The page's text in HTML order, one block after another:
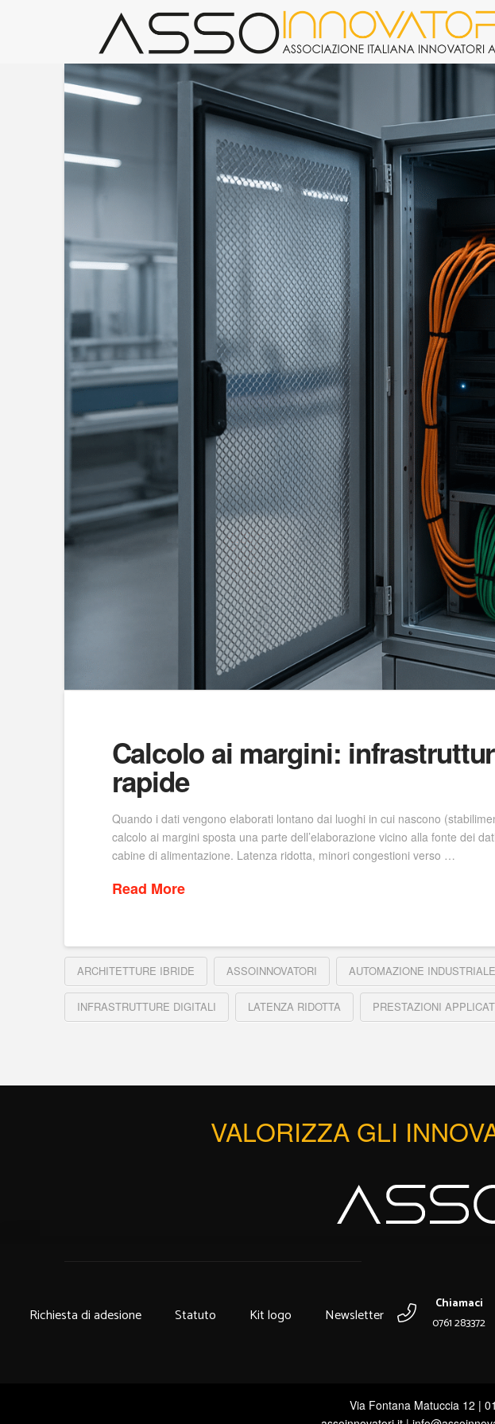
Calcolo ai margini:
rapide
Quando i dati vengono elaborati lontano dai luoghi in cui nascono
calcolo ai margini sposta una parte dell’elaborazione vicino alla fonte dei
cabine di alimentazione. Latenza ridotta, minori congestioni verso …
Read More
ARCHITETTURE IBRIDE ASSOINNOVATORI AUTOMAZIONE INDUSTRIALE
INFRASTRUTTURE DIGITALI LATENZA RIDOTTA PRESTAZIONI
VALORIZZA GLI
Richiesta di adesione Statuto Kit logo Newsletter
Chiamaci
0761 283372
Via Fontana Matuccia 12 |